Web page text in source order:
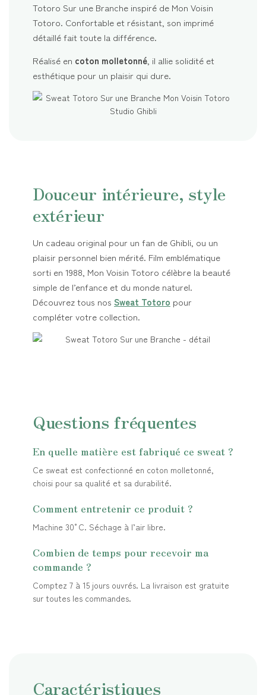
Totoro Sur une Branche inspiré de Mon Voisin
Totoro. Confortable et résistant, son imprimé
détaillé fait toute la différence.
Réalisé en coton molletonné , il allie solidité et
esthétique pour un plaisir qui dure.
Douceur intérieure, style
extérieur
Un cadeau original pour un fan de Ghibli, ou un
plaisir personnel bien mérité. Film emblématique
sorti en 1988, Mon Voisin Totoro célèbre la beauté
simple de l’enfance et du monde naturel.
Découvrez tous nos Sweat Totoro pour
compléter votre collection.
Questions fréquentes
En quelle matière est fabriqué ce sweat ?
Ce sweat est confectionné en coton molletonné,
choisi pour sa qualité et sa durabilité.
Comment entretenir ce produit ?
Machine 30°C. Séchage à l’air libre.
Combien de temps pour recevoir ma
commande ?
Comptez 7 à 15 jours ouvrés. La livraison est gratuite
sur toutes les commandes.
Caractéristiques